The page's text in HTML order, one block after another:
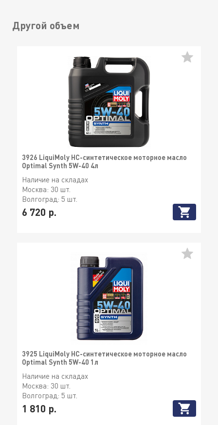
Другой объем
3926 LiquiMoly НС-синтетическое моторное масло
Optimal Synth 5W-40 4л
Наличие на складах
Москва: 30 шт.
Волгоград: 5 шт.
6 720 р.
3925 LiquiMoly НС-синтетическое моторное масло
Optimal Synth 5W-40 1л
Наличие на складах
Москва: 30 шт.
Волгоград: 5 шт.
1 810 р.